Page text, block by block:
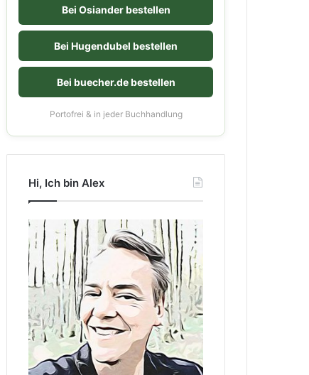
Bei Osiander bestellen
Bei Hugendubel bestellen
Bei buecher.de bestellen
Portofrei & in jeder Buchhandlung
Hi, Ich bin Alex